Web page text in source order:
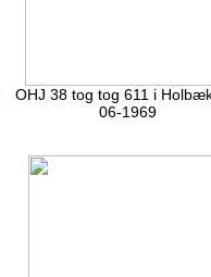
OHJ 38 tog tog 611 i
06-1969